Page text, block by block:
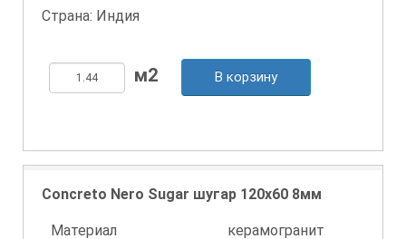
Страна: Индия
В корзину
Concreto Nero Sugar шугар 120x60 8мм
Материал
керамогранит